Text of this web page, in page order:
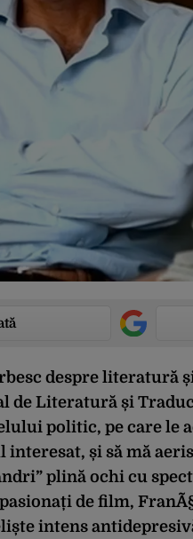
despre literatură
de Literatură și
politic, pe care le
și să mă
plină ochi cu
de film,
intens